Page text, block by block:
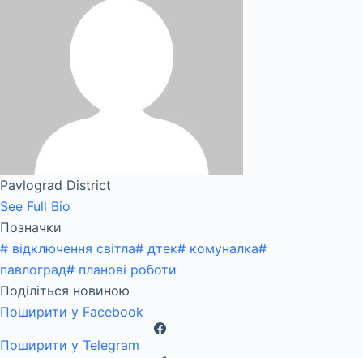
Pavlograd District
See Full Bio
Позначки
# відключення світла# дтек# комуналка#
павлоград# планові роботи
Поділіться новиною
Поширити у Facebook
Поширити у Telegram